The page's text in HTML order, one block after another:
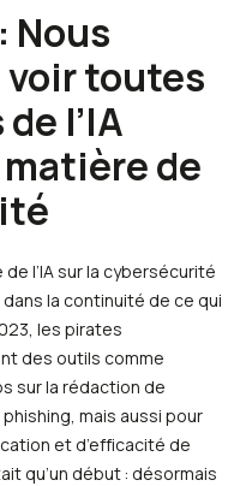
Nous
toutes
l’IA
de
l’IA sur la cybersécurité
la continuité de ce qui
les pirates
des outils comme
sur la rédaction de
mais aussi pour
et d’efficacité de
qu’un début : désormais